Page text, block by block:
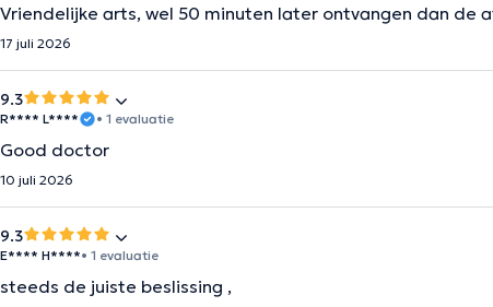
Vriendelijke arts, wel 50 minuten later ontvangen dan de
17 juli 2026
9.3
R**** L**** • 1 evaluatie
Good doctor
10 juli 2026
9.3
E**** H****• 1 evaluatie
steeds de juiste beslissing ,